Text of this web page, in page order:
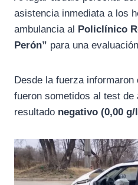
asistencia inmediata a los
ambulancia al Policlínico
Perón” para una
Desde la fuerza
fueron sometidos al test de
resultado negativo (0,00 g/